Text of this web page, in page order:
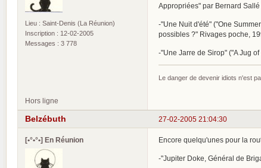
Lieu : Saint-Denis (La Réunion)
Inscription : 12-02-2005
Messages : 3 778
Appropriées" par Bernard
-"Une Nuit d'été" ("One
possibles ?" Rivages poche,
-"Une Jarre de Sirop" ("A Jug
Le danger de devenir idiots n'est
Hors ligne
27-02-2005 21:04:30
Belzébuth
[•°•°•] En Réunion Encore quelqu'unes pour la
-"Jupiter Doke, Général de